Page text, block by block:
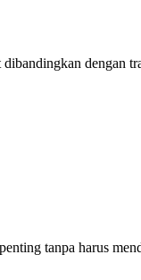
dengan
tanpa harus